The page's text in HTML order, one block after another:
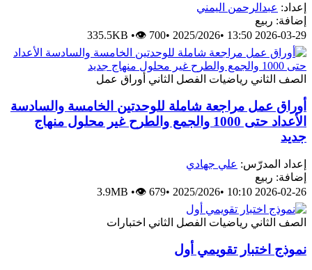
إعداد: عبدالرحمن اليمني
إضافة: ربيع
2026-03-29 13:50
•
2025/2026
•
335.5KB •👁 700
الصف الثاني رياضيات الفصل الثاني أوراق عمل
أوراق عمل مراجعة شاملة للوحدتين الخامسة والسادسة
الأعداد حتى 1000 والجمع والطرح غير محلول منهاج
جديد
إعداد المدرّس: علي جهادي
إضافة: ربيع
2026-02-26 10:10
•
2025/2026
•
3.9MB •👁 679
الصف الثاني رياضيات الفصل الثاني اختبارات
نموذج اختبار تقويمي أول